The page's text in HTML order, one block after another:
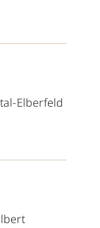
Elberfeld